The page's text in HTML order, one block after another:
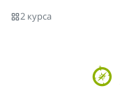
2 курса